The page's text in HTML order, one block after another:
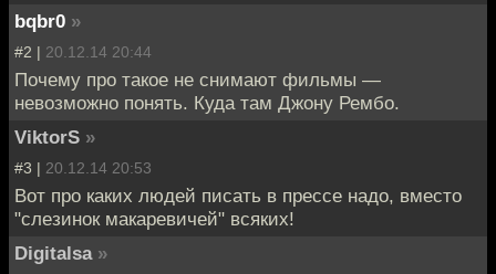
bqbr0 »
#2 | 20.12.14 20:44
Почему про такое не снимают фильмы —
невозможно понять. Куда там Джону Рембо.
ViktorS »
#3 | 20.12.14 20:53
Вот про каких людей писать в прессе надо, вместо
"слезинок макаревичей" всяких!
Digitalsa »